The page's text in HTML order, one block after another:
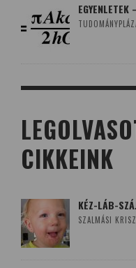
CIKKEINK
KÉZ-LÁB-
SZALMÁSI